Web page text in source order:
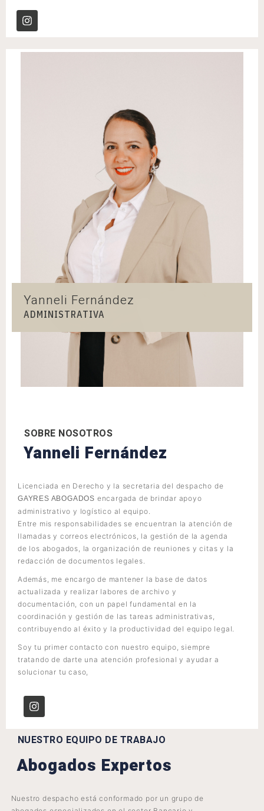
Yanneli Fernández
ADMINISTRATIVA
SOBRE NOSOTROS
Yanneli Fernández
Licenciada en Derecho y la secretaria del despacho de
GAYRES ABOGADOS encargada de brindar apoyo
administrativo y logístico al equipo.
Entre mis responsabilidades se encuentran la atención de
llamadas y correos electrónicos, la gestión de la agenda
de los abogados, la organización de reuniones y citas y la
redacción de documentos legales.
Además, me encargo de mantener la base de datos
actualizada y realizar labores de archivo y
documentación, con un papel fundamental en la
coordinación y gestión de las tareas administrativas,
contribuyendo al éxito y la productividad del equipo legal.
Soy tu primer contacto con nuestro equipo, siempre
tratando de darte una atención profesional y ayudar a
solucionar tu caso,
NUESTRO EQUIPO DE TRABAJO
Abogados Expertos
Nuestro despacho está conformado por un grupo de